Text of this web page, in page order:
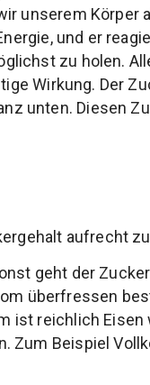
unserem Körper
und er
zu holen.
Wirkung. Der
unten. Diesen
aufrecht
geht der
überfressen
ist reichlich
Zum Beispiel